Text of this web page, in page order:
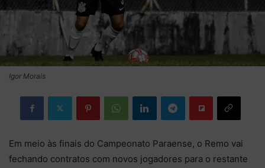
Igor Morais
Em meio às finais do Campeonato Paraense, o Remo vai
fechando contratos com novos jogadores para o restante